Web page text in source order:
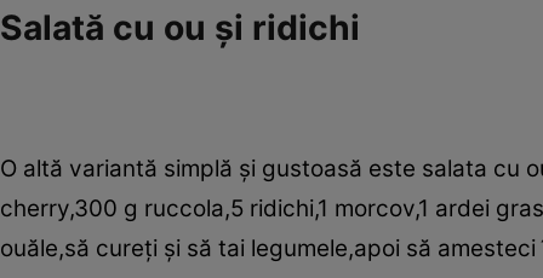
Salată cu ou şi ridichi
O altă variantă simplă şi gustoasă este salata cu
cherry,300 g ruccola,5 ridichi,1 morcov,1 ardei
ouăle,să cureţi şi să tai legumele,apoi să